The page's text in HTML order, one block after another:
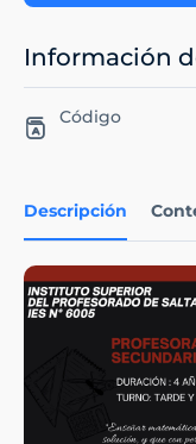
Descripción
Información
Código